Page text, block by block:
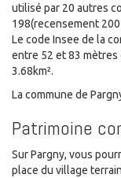
utilisé par 20 autres
198(recensement
Le code Insee de la
entre 52 et 83
3.68km².
La commune de
Patrimoine
Sur Pargny, vous
place du village